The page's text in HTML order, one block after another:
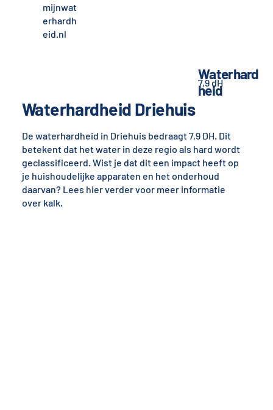
mijnwat
erhardh
eid.nl
Waterhardheid Driehuis
De waterhardheid in Driehuis bedraagt 7,9 DH. Dit
betekent dat het water in deze regio als hard wordt
geclassificeerd. Wist je dat dit een impact heeft op
je huishoudelijke apparaten en het onderhoud
daarvan? Lees hier verder voor meer informatie
over kalk.
Waterhard
heid
7,9 dH